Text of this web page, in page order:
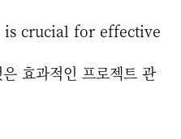
is crucial for effective
효과적인 프로젝트 관